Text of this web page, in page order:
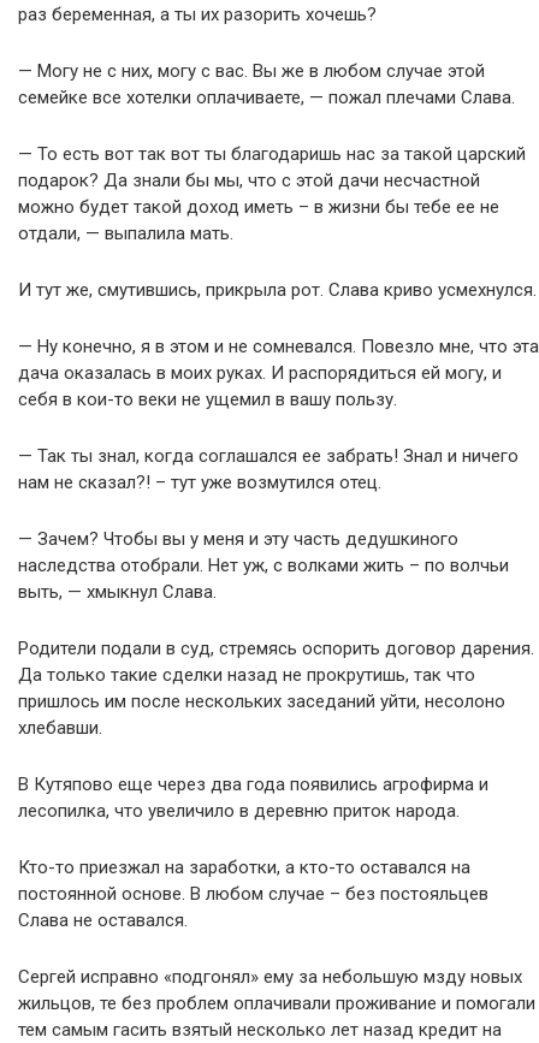
раз беременная, а ты их разорить хочешь?
— Могу не с них, могу с вас. Вы же в любом случае этой
семейке все хотелки оплачиваете, — пожал плечами Слава.
— То есть вот так вот ты благодаришь нас за такой царский
подарок? Да знали бы мы, что с этой дачи несчастной
можно будет такой доход иметь – в жизни бы тебе ее не
отдали, — выпалила мать.
И тут же, смутившись, прикрыла рот. Слава криво усмехнулся.
— Ну конечно, я в этом и не сомневался. Повезло мне, что эта
дача оказалась в моих руках. И распорядиться ей могу, и
себя в кои-то веки не ущемил в вашу пользу.
— Так ты знал, когда соглашался ее забрать! Знал и ничего
нам не сказал?! – тут уже возмутился отец.
— Зачем? Чтобы вы у меня и эту часть дедушкиного
наследства отобрали. Нет уж, с волками жить – по волчьи
выть, — хмыкнул Слава.
Родители подали в суд, стремясь оспорить договор дарения.
Да только такие сделки назад не прокрутишь, так что
пришлось им после нескольких заседаний уйти, несолоно
хлебавши.
В Кутяпово еще через два года появились агрофирма и
лесопилка, что увеличило в деревню приток народа.
Кто-то приезжал на заработки, а кто-то оставался на
постоянной основе. В любом случае – без постояльцев
Слава не оставался.
Сергей исправно «подгонял» ему за небольшую мзду новых
жильцов, те без проблем оплачивали проживание и помогали
тем самым гасить взятый несколько лет назад кредит на